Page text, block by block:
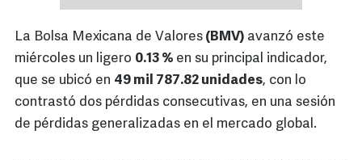
La Bolsa Mexicana de Valores (BMV) avanzó este
miércoles un ligero 0.13 % en su principal indicador,
que se ubicó en 49 mil 787.82 unidades, con lo
contrastó dos pérdidas consecutivas, en una sesión
de pérdidas generalizadas en el mercado global.